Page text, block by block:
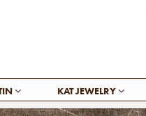
KAT JEWELRY